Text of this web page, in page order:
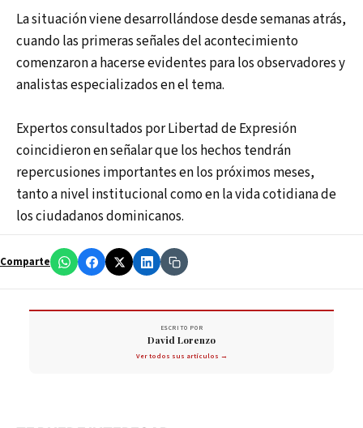
La situación viene desarrollándose desde semanas atrás,
cuando las primeras señales del acontecimiento
comenzaron a hacerse evidentes para los observadores y
analistas especializados en el tema.
Expertos consultados por Libertad de Expresión
coincidieron en señalar que los hechos tendrán
repercusiones importantes en los próximos meses,
tanto a nivel institucional como en la vida cotidiana de
los ciudadanos dominicanos.
Comparte
ESCRITO POR
David Lorenzo
Ver todos sus artículos →